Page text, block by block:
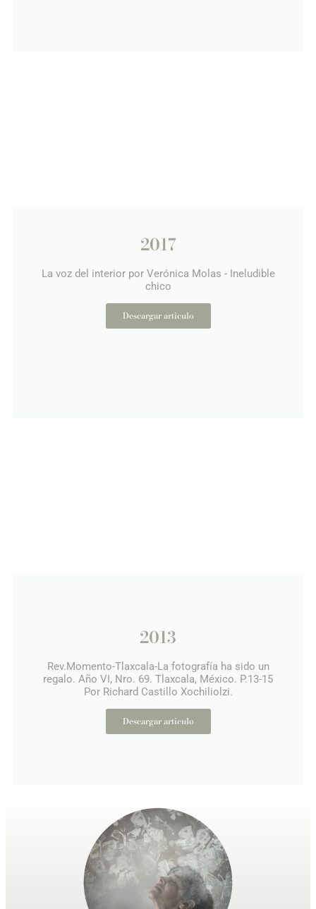
2017
La voz del interior por Verónica Molas - Ineludible
chico
Descargar articulo
2013
Rev.Momento-Tlaxcala-La fotografía ha sido un
regalo. Año VI, Nro. 69. Tlaxcala, México. P.13-15
Por Richard Castillo Xochiliolzi.​
Descargar articulo